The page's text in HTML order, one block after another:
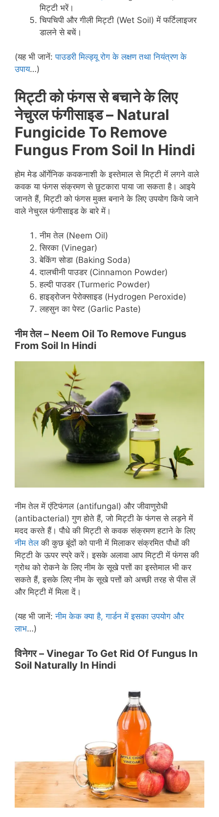
मिट्टी भरें।
चिपचिपी और गीली मिट्टी (Wet Soil) में फर्टिलाइजर
डालने से बचें।
(यह भी जानें:पाउडरी मिल्ड्यू रोग के लक्षण तथा नियंत्रण के
उपाय…)
मिट्टी को फंगस से बचाने के लिए
नेचुरल फंगीसाइड– Natural
Fungicide To Remove
Fungus From Soil In Hindi
होम मेड ऑर्गेनिक कवकनाशी के इस्तेमाल से मिट्टी में लगने वाले
कवक या फंगस संक्रमण से छुटकारा पाया जा सकता है। आइये
जानते हैं, मिट्टी को फंगस मुक्त बनाने के लिए उपयोग किये जाने
वाले नेचुरल फंगीसाइड के बारे में।
नीम तेल (Neem Oil)
सिरका (Vinegar)
बेकिंग सोडा (Baking Soda)
दालचीनी पाउडर (Cinnamon Powder)
हल्दी पाउडर (Turmeric Powder)
हाइड्रोजन पेरोक्साइड (Hydrogen Peroxide)
लहसुन का पेस्ट (Garlic Paste)
नीम तेल– Neem Oil To Remove Fungus
From Soil In Hindi
नीम तेल में एंटिफंगल (antifungal) और जीवाणुरोधी
(antibacterial) गुण होते हैं, जो मिट्टी के फंगस से लड़ने में
मदद करते हैं। पौधे की मिट्टी से कवक संक्रमण हटाने के लिए
नीम तेलकी कुछ बूंदों को पानी में मिलाकर संक्रमित पौधों की
मिट्टी के ऊपर स्प्रे करें। इसके अलावा आप मिट्टी में फंगस की
ग्रोथ को रोकने के लिए नीम के सूखे पत्तों का इस्तेमाल भी कर
सकते हैं, इसके लिए नीम के सूखे पत्तों को अच्छी तरह से पीस लें
और मिट्टी में मिला दें।
(यह भी जानें:नीम केक क्या है, गार्डन में इसका उपयोग और
लाभ…)
विनेगर– Vinegar To Get Rid Of Fungus In
Soil Naturally In Hindi